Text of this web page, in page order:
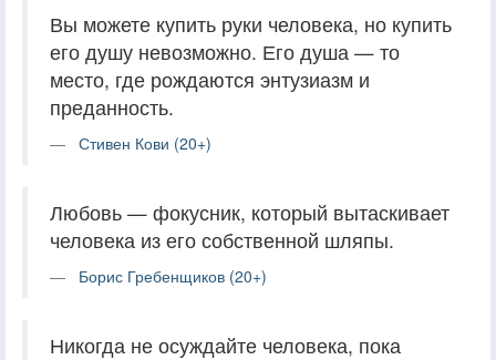
Вы можете купить руки человека, но купить
его душу невозможно. Его душа — то
место, где рождаются энтузиазм и
преданность.
Стивен Кови (20+)
Любовь — фокусник, который вытаскивает
человека из его собственной шляпы.
Борис Гребенщиков (20+)
Никогда не осуждайте человека, пока